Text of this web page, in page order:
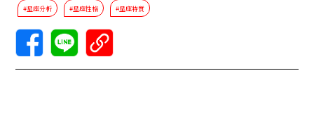
#星座分析 #星座性格 #星座特質